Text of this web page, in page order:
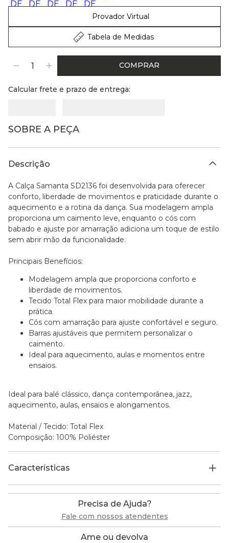
Provador Virtual
Tabela de Medidas
COMPRAR
Calcular frete e prazo de entrega:
SOBRE A PEÇA
Descrição
A Calça Samanta SD2136 foi desenvolvida para oferecer
conforto, liberdade de movimentos e praticidade durante o
aquecimento e a rotina da dança. Sua modelagem ampla
proporciona um caimento leve, enquanto o cós com
babado e ajuste por amarração adiciona um toque de estilo
sem abrir mão da funcionalidade.
Principais Benefícios:
Modelagem ampla que proporciona conforto e
liberdade de movimentos.
Tecido Total Flex para maior mobilidade durante a
prática.
Cós com amarração para ajuste confortável e seguro.
Barras ajustáveis que permitem personalizar o
caimento.
Ideal para aquecimento, aulas e momentos entre
ensaios.
Ideal para balé clássico, dança contemporânea, jazz,
aquecimento, aulas, ensaios e alongamentos.
Material / Tecido: Total Flex
Composição: 100% Poliéster
Características
Precisa de Ajuda?
Fale com nossos atendentes
Ame ou devolva